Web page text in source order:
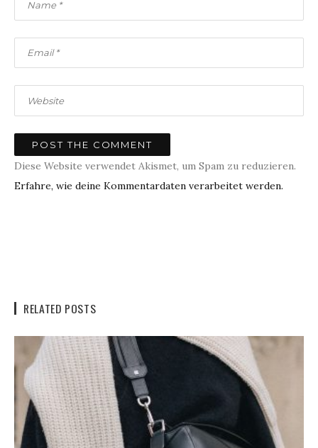
Diese Website verwendet Akismet, um Spam zu reduzieren.
Erfahre, wie deine Kommentardaten verarbeitet werden.
RELATED POSTS